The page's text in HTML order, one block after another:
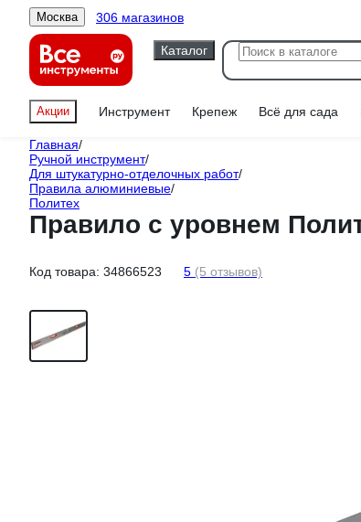
Москва 306 магазинов
Каталог
Акции Инструмент Крепеж Всё для сада
Главная/
Ручной инструмент/
Для штукатурно-отделочных работ/
Правила алюминиевые/
Политех
Правило с уровнем
Код товара: 34866523 5 (5 отзывов)